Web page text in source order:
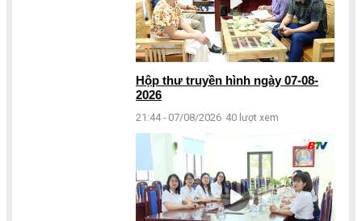
Hộp thư truyền hình ngày 07-08-
2026
21:44 - 07/08/2026 40 lượt xem